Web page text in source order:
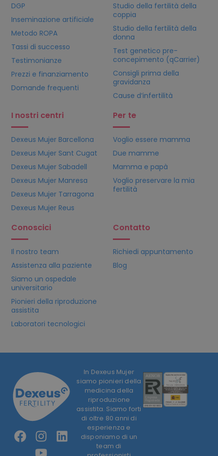
DGP
Inseminazione artificiale
Metodo ROPA
Tassi di successo
Testimonianze
Prezzi e finanziamento
Domande frequenti
Studio della fertilità della
coppia
Studio della fertilità della
donna
Test genetico pre-
concepimento (qCarrier)
Consigli prima della
gravidanza
Cause d’infertilità
I nostri centri
Dexeus Mujer Barcellona
Dexeus Mujer Sant Cugat
Dexeus Mujer Sabadell
Dexeus Mujer Manresa
Dexeus Mujer Tarragona
Dexeus Mujer Reus
Per te
Voglio essere mamma
Due mamme
Mamma e papà
Voglio preservare la mia
fertilità
Conoscici
Il nostro team
Assistenza alla paziente
Siamo un ospedale
universitario
Pionieri della riproduzione
assistita
Laboratori tecnologici
Contatto
Richiedi appuntamento
Blog
In Dexeus Mujer
siamo pionieri della
medicina della
riproduzione
assistita. Siamo forti
di oltre 80 anni di
esperienza e
disponiamo di un
team di